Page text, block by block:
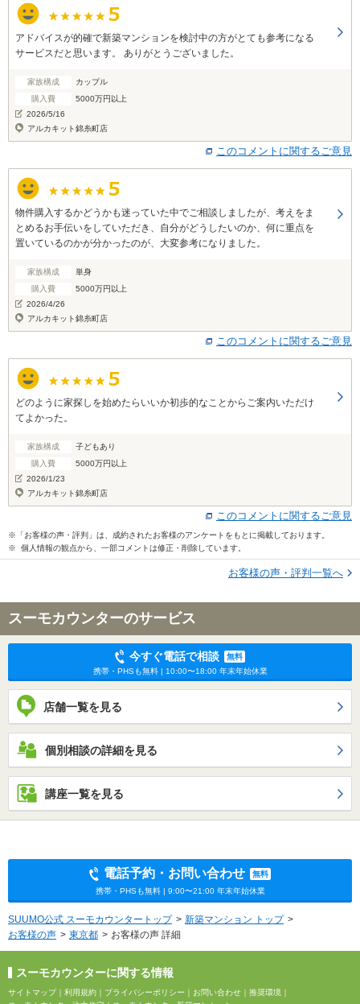
アドバイスが的確で新築マンションを検討中の方がとても参考になる
サービスだと思います。 ありがとうございました。
家族構成
カップル
購入費
5000万円以上
2026/5/16
アルカキット錦糸町店
このコメントに関するご意見
物件購入するかどうかも迷っていた中でご相談しましたが、考えをま
とめるお手伝いをしていただき、自分がどうしたいのか、何に重点を
置いているのかが分かったのが、大変参考になりました。
家族構成
単身
購入費
5000万円以上
2026/4/26
アルカキット錦糸町店
このコメントに関するご意見
どのように家探しを始めたらいいか初歩的なことからご案内いただけ
てよかった。
家族構成
子どもあり
購入費
5000万円以上
2026/1/23
アルカキット錦糸町店
このコメントに関するご意見
※「お客様の声・評判」は、成約されたお客様のアンケートをもとに掲載しております。
※ 個人情報の観点から、一部コメントは修正・削除しています。
お客様の声・評判一覧へ
スーモカウンターのサービス
今すぐ電話で相談
無料
携帯・PHSも無料 | 10:00〜18:00 年末年始休業
店舗一覧を見る
個別相談の詳細を見る
講座一覧を見る
電話予約・お問い合わせ
無料
携帯・PHSも無料 | 9:00〜21:00 年末年始休業
SUUMO公式 スーモカウンタートップ
新築マンション トップ
お客様の声
東京都 お客様の声 詳細
スーモカウンターに関する情報
サイトマップ｜ 利用規約 ｜ プライバシーポリシー ｜ お問い合わせ ｜ 推奨環境 ｜